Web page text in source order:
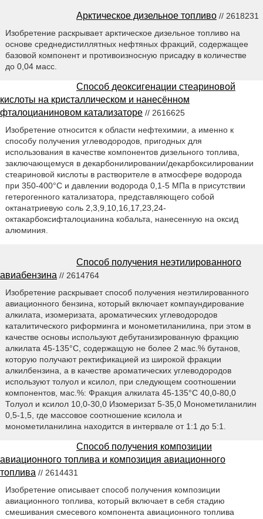
Арктическое дизельное топливо // 2618231
Изобретение раскрывает арктическое дизельное топливо на
основе среднедистиллятных нефтяных фракций, содержащее
базовой компонент и противоизносную присадку в количестве
до 0,04 масс.
Способ деоксигенации стеариновой
кислоты на кристаллическом и нанесённом
фталоцианиновом катализаторе // 2616625
Изобретение относится к области нефтехимии, а именно к
способу получения углеводородов, пригодных для
использования в качестве компонентов дизельного топлива,
заключающемуся в декарбонилировании/декарбоксилировании
стеариновой кислоты в растворителе в атмосфере водорода
при 350-400°С и давлении водорода 0,1-5 МПа в присутствии
гетерогенного катализатора, представляющего собой
октанатриевую соль 2,3,9,10,16,17,23,24-
октакарбоксифталоцианина кобальта, нанесенную на оксид
алюминия.
Способ получения неэтилированного
авиабензина // 2614764
Изобретение раскрывает способ получения неэтилированного
авиационного бензина, который включает компаундирование
алкилата, изомеризата, ароматических углеводородов
каталитического риформинга и монометиланилина, при этом в
качестве основы используют дебутанизированную фракцию
алкилата 45-135°C, содержащую не более 2 мас.% бутанов,
которую получают ректификацией из широкой фракции
алкилбензина, а в качестве ароматических углеводородов
используют толуол и ксилол, при следующем соотношении
компонентов, мас.%: Фракция алкилата 45-135°C 40,0-80,0
Толуол и ксилол 10,0-30,0 Изомеризат 5-35,0 Монометиланилин
0,5-1,5, где массовое соотношение ксилола и
монометиланилина находится в интервале от 1:1 до 5:1.
Способ получения композиции
авиационного топлива и композиция авиационного
топлива // 2614431
Изобретение описывает способ получения композиции
авиационного топлива, который включает в себя стадию
смешивания смесевого компонента авиационного топлива